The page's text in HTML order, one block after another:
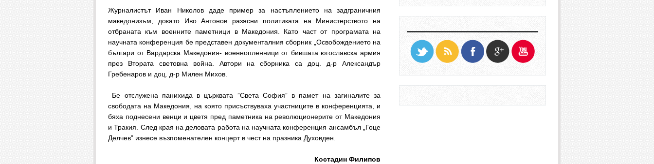
Журналистът Иван Николов даде пример за настъплението на задграничния
македонизъм, докато Иво Антонов разясни политиката на Министерството на
отбраната към военните паметници в Македония. Като част от програмата на
научната конференция бе представен документалния сборник „Освобождението на
българи от Вардарска Македония- военнопленници от бившата югославска армия
през Втората световна война. Автори на сборника са доц. д-р Александър
Гребенаров и доц. д-р Милен Михов.
Бе отслужена панихида в църквата ”Света София” в памет на загиналите за
свободата на Македония, на която присъствуваха участниците в конференцията, и
бяха поднесени венци и цветя пред паметника на революционерите от Македония
и Тракия. След края на деловата работа на научната конференция ансамбъл „Гоце
Делчев” изнесе възпоменателен концерт в чест на празника Духовден.
Костадин Филипов